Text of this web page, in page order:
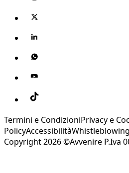
Termini e CondizioniPrivacy e
PolicyAccessibilitàWhistleblowing
Copyright 2026 ©Avvenire P.Iva